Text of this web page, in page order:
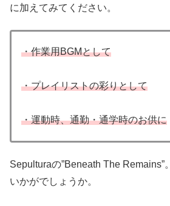
に加えてみてください。
・作業用BGMとして
・プレイリストの彩りとして
・運動時、通勤・通学時のお供に
Sepulturaの”Beneath The Remains”。
いかがでしょうか。